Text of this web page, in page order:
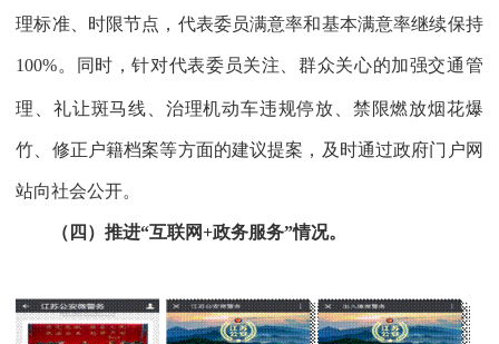
理标准、时限节点，代表委员满意率和基本满意率继续保持
100%。同时，针对代表委员关注、群众关心的加强交通管
理、礼让斑马线、治理机动车违规停放、禁限燃放烟花爆
竹、修正户籍档案等方面的建议提案，及时通过政府门户网
站向社会公开。
（四）推进“互联网+政务服务”情况。